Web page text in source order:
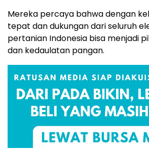
Mereka percaya bahwa dengan
tepat dan dukungan dari seluruh
pertanian Indonesia bisa menjadi
dan kedaulatan pangan.